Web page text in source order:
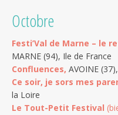
Octobre
Festi’Val de Marne – le
MARNE (94), Ile de France
Confluences, AVOINE
Ce soir, je sors mes
la Loire
Le Tout-Petit Festival